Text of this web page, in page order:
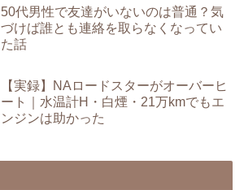
50代男性で友達がいないのは普通？気
づけば誰とも連絡を取らなくなってい
た話
【実録】NAロードスターがオーバーヒ
ート｜水温計H・白煙・21万kmでもエ
ンジンは助かった